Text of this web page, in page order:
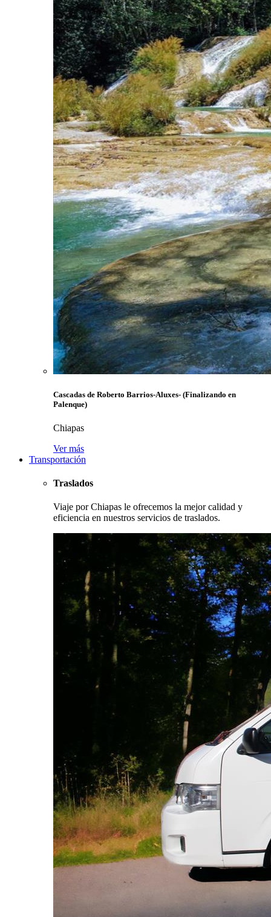
Cascadas de Roberto Barrios-Aluxes- (Finalizando en
Palenque)
Chiapas
Ver más
Transportación
Traslados
Viaje por Chiapas le ofrecemos la mejor calidad y
eficiencia en nuestros servicios de traslados.